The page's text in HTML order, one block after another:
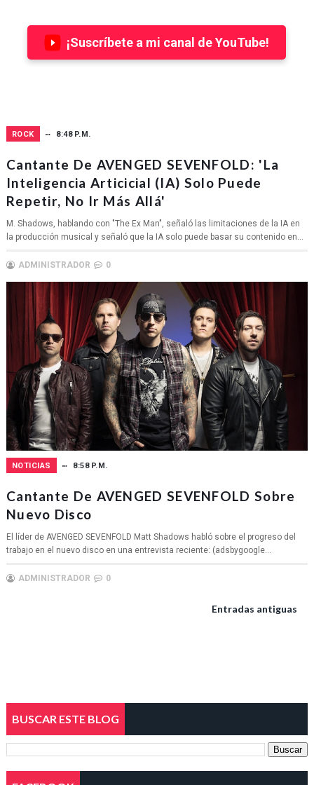
¡Suscríbete a mi canal de YouTube!
ROCK 8:48 P.M.
Cantante De AVENGED SEVENFOLD: 'La
Inteligencia Articicial (IA) Solo Puede
Repetir, No Ir Más Allá'
M. Shadows, hablando con "The Ex Man", señaló las limitaciones de la IA en
la producción musical y señaló que la IA solo puede basar su contenido en...
ADMINISTRADOR 0
NOTICIAS 8:58 P.M.
Cantante De AVENGED SEVENFOLD Sobre
Nuevo Disco
El líder de AVENGED SEVENFOLD Matt Shadows habló sobre el progreso del
trabajo en el nuevo disco en una entrevista reciente: (adsbygoogle...
ADMINISTRADOR 0
Entradas antiguas
BUSCAR ESTE BLOG